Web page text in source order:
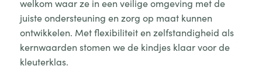
welkom waar ze in een veilige omgeving met de
juiste ondersteuning en zorg op maat kunnen
ontwikkelen. Met flexibiliteit en zelfstandigheid als
kernwaarden stomen we de kindjes klaar voor de
kleuterklas.